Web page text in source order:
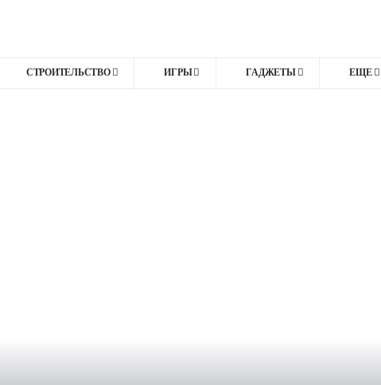
СТРОИТЕЛЬСТВО ИГРЫ ГАДЖЕТЫ ЕЩЕ